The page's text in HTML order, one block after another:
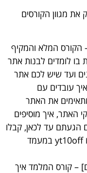
מגוון הקורסים
הקורס המלא והמקיף
4 שעות בו לומדים לבנות אתר
ועד שיש לכם אתר
עובדים עם
את האתר
האתר, איך מוסיפים
הגעתם עד לכאן, קבלו
הקלידו yt10off במעמד
– קורס המלמד איך